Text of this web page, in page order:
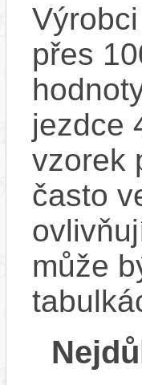
přes
jezdce
vzorek
často
může